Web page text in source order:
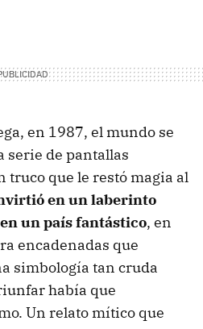
en 1987, el mundo se
serie de pantallas
truco que le restó magia al
en un laberinto
un país fantástico, en
encadenadas que
simbología tan cruda
había que
Un relato mítico que